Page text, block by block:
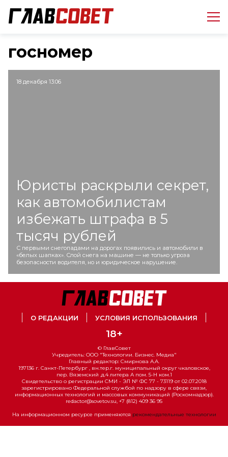
госномер
18 декабря 13:06
Юристы раскрыли секрет,
как автомобилистам
избежать штрафа в 5
тысяч рублей
С первыми снегопадами на дорогах появились и автомобили в
«белых шапках». Слой снега на машине — не только угроза
безопасности водителя, но и юридическое нарушение.
О РЕДАКЦИИ УСЛОВИЯ ИСПОЛЬЗОВАНИЯ
18+
© ГлавСовет
Учредитель: ООО "Технологии. Бизнес. Медиа"
Главный редактор: Смирнова А.А.
197136 г. Санкт-Петербург , вн.тер.г. муниципальный округ чкаловское,
пер. Вяземский ,д.4 литера А пом. 5-Н ком.1
Свидетельство о регистрации СМИ - ЭЛ № ФС 77 - 73119 от 02.07.2018
зарегистрировано Федеральной службой по надзору в сфере связи,
информационных технологий и массовых коммуникаций (Роскомнадзор).
redactor@sovetov.su, +7 (812) 409 36 95
На информационном ресурсе применяются рекомендательные технологии